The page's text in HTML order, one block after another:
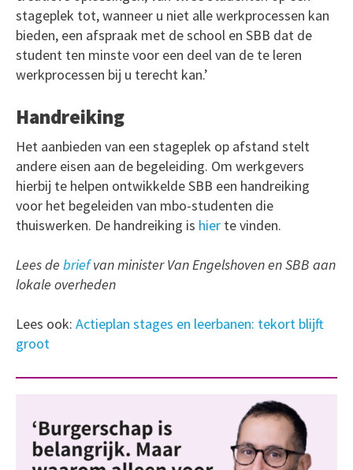
stageplek tot, wanneer u niet alle werkprocessen kan
bieden, een afspraak met de school en SBB dat de
student ten minste voor een deel van de te leren
werkprocessen bij u terecht kan.’
Handreiking
Het aanbieden van een stageplek op afstand stelt
andere eisen aan de begeleiding. Om werkgevers
hierbij te helpen ontwikkelde SBB een handreiking
voor het begeleiden van mbo-studenten die
thuiswerken. De handreiking is hier te vinden.
Lees de briefvan minister Van Engelshoven en SBB aan
lokale overheden
Lees ook: Actieplan stages en leerbanen: tekort blijft
groot